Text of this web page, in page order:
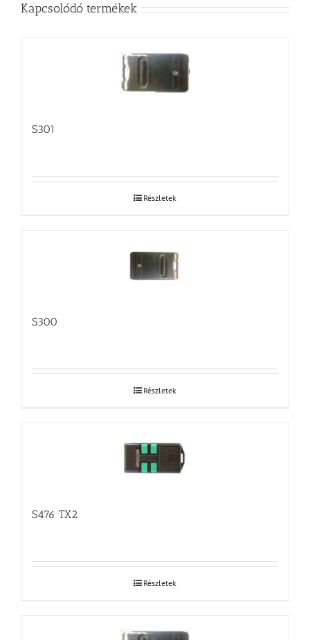
Kapcsolódó termékek
S301
Részletek
S300
Részletek
S476 TX2
Részletek